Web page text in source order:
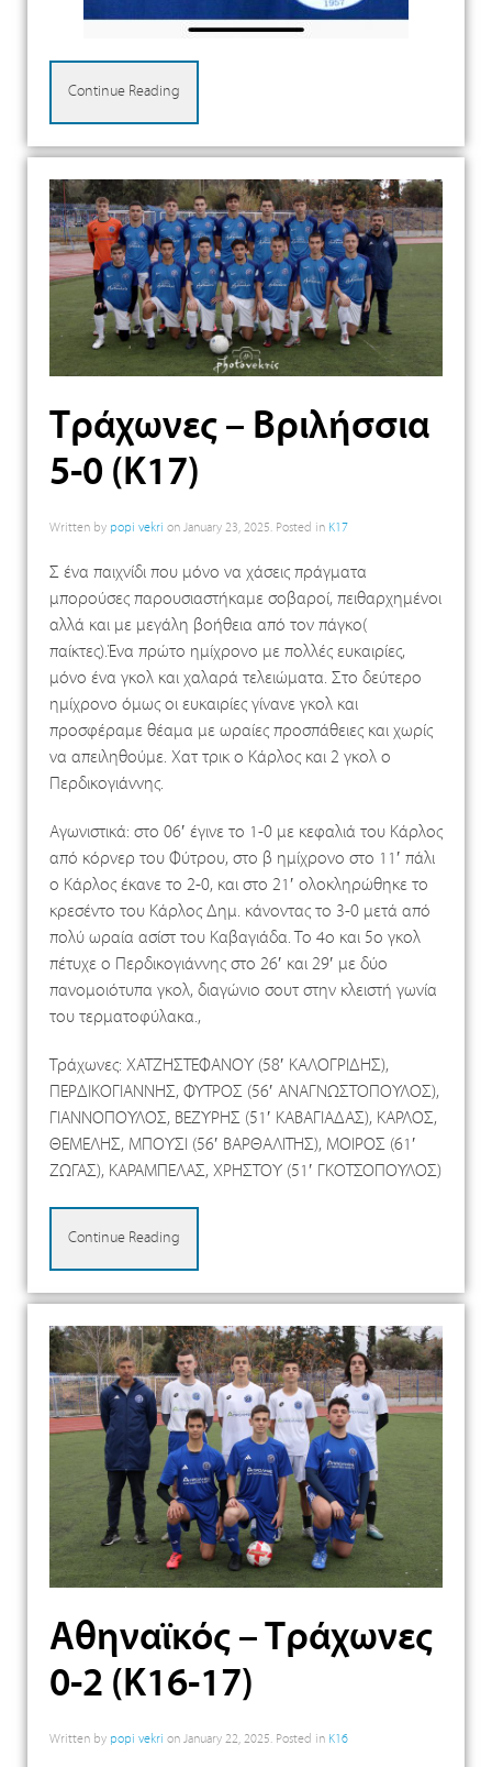
Continue Reading
Τράχωνες – Βριλήσσια
5-0 (Κ17)
Written by popi vekri on January 23, 2025. Posted in K17
Σ ένα παιχνίδι που μόνο να χάσεις πράγματα
μπορούσες παρουσιαστήκαμε σοβαροί, πειθαρχημένοι
αλλά και με μεγάλη βοήθεια από τον πάγκο(
παίκτες).Ένα πρώτο ημίχρονο με πολλές ευκαιρίες,
μόνο ένα γκολ και χαλαρά τελειώματα. Στο δεύτερο
ημίχρονο όμως οι ευκαιρίες γίνανε γκολ και
προσφέραμε θέαμα με ωραίες προσπάθειες και χωρίς
να απειληθούμε. Χατ τρικ ο Κάρλος και 2 γκολ ο
Περδικογιάννης.
Αγωνιστικά: στο 06′ έγινε το 1-0 με κεφαλιά του Κάρλος
από κόρνερ του Φύτρου, στο β ημίχρονο στο 11′ πάλι
ο Κάρλος έκανε το 2-0, και στο 21′ ολοκληρώθηκε το
κρεσέντο του Κάρλος Δημ. κάνοντας το 3-0 μετά από
πολύ ωραία ασίστ του Καβαγιάδα. Το 4ο και 5ο γκολ
πέτυχε ο Περδικογιάννης στο 26′ και 29′ με δύο
πανομοιότυπα γκολ, διαγώνιο σουτ στην κλειστή γωνία
του τερματοφύλακα.,
Τράχωνες: ΧΑΤΖΗΣΤΕΦΑΝΟΥ (58′ ΚΑΛΟΓΡΙΔΗΣ),
ΠΕΡΔΙΚΟΓΙΑΝΝΗΣ, ΦΥΤΡΟΣ (56′ ΑΝΑΓΝΩΣΤΟΠΟΥΛΟΣ),
ΓΙΑΝΝΟΠΟΥΛΟΣ, ΒΕΖΥΡΗΣ (51′ ΚΑΒΑΓΙΑΔΑΣ), ΚΑΡΛΟΣ,
ΘΕΜΕΛΗΣ, ΜΠΟΥΣΙ (56′ ΒΑΡΘΑΛΙΤΗΣ), ΜΟΙΡΟΣ (61′
ΖΩΓΑΣ), ΚΑΡΑΜΠΕΛΑΣ, ΧΡΗΣΤΟΥ (51′ ΓΚΟΤΣΟΠΟΥΛΟΣ)
Continue Reading
Αθηναϊκός – Τράχωνες
0-2 (Κ16-17)
Written by popi vekri on January 22, 2025. Posted in K16